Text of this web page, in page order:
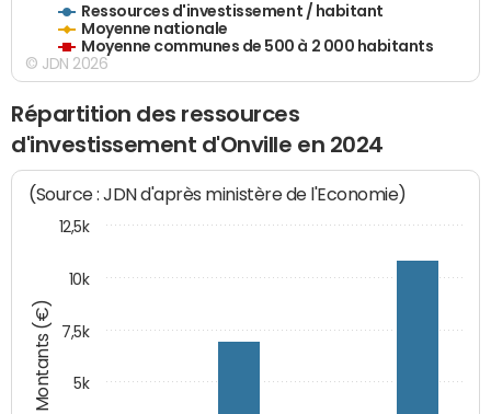
Ressources d'investissement / habitant
Moyenne nationale
Moyenne communes de 500 à 2 000 habitants
© JDN 2026
Répartition des ressources
d'investissement d'Onville en 2024
Montants (€)
(Source : JDN d'après ministère de l'Economie)
5k
7,5k
10k
12,5k